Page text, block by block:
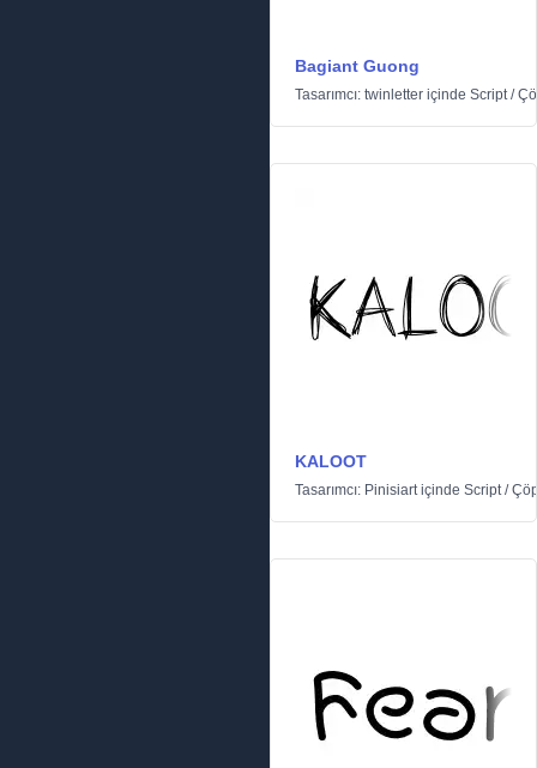
Bagiant Guong
Tasarımcı: twinletter içinde Script/
KALOOT
Tasarımcı: Pinisiartiçinde Script/